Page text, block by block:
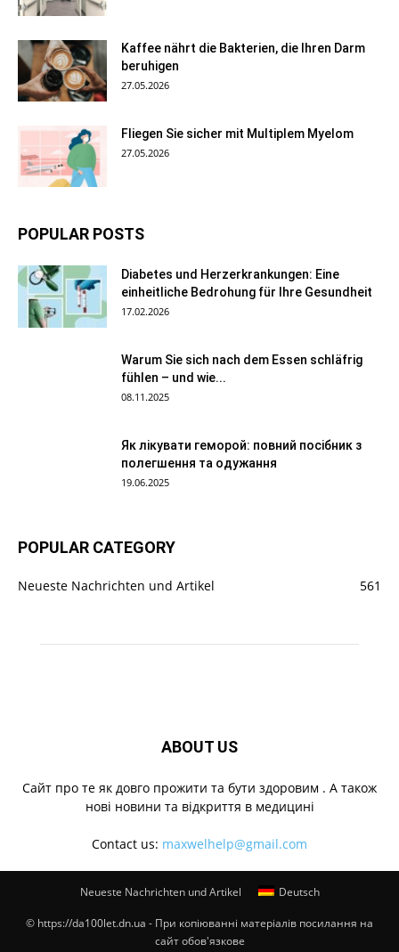
Kaffee nährt die Bakterien, die Ihren Darm
beruhigen
27.05.2026
Fliegen Sie sicher mit Multiplem Myelom
27.05.2026
POPULAR POSTS
Diabetes und Herzerkrankungen: Eine
einheitliche Bedrohung für Ihre Gesundheit
17.02.2026
Warum Sie sich nach dem Essen schläfrig
fühlen – und wie...
08.11.2025
Як лікувати геморой: повний посібник з
полегшення та одужання
19.06.2025
POPULAR CATEGORY
Neueste Nachrichten und Artikel 561
ABOUT US
Cайт про те як довго прожити та бути здоровим . А також
нові новини та відкриття в медицині
Contact us: maxwelhelp@gmail.com
Neueste Nachrichten und Artikel Deutsch
© https://da100let.dn.ua - При копіюванні матеріалів посилання на
сайт обов'язкове